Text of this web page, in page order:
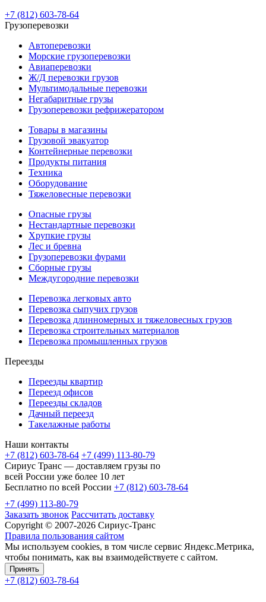
+7 (812) 603-78-64
Грузоперевозки
Автоперевозки
Морские грузоперевозки
Авиаперевозки
Ж/Д перевозки грузов
Мультимодальные перевозки
Негабаритные грузы
Грузоперевозки рефрижератором
Товары в магазины
Грузовой эвакуатор
Контейнерные перевозки
Продукты питания
Техника
Оборудование
Тяжеловесные перевозки
Опасные грузы
Нестандартные перевозки
Хрупкие грузы
Лес и бревна
Грузоперевозки фурами
Сборные грузы
Междугородние перевозки
Перевозка легковых авто
Перевозка сыпучих грузов
Перевозка длинномерных и тяжеловесных грузов
Перевозка строительных материалов
Перевозка промышленных грузов
Переезды
Переезды квартир
Переезд офисов
Переезды складов
Дачный переезд
Такелажные работы
Наши контакты
+7 (812) 603-78-64 +7 (499) 113-80-79
Сириус Транс — доставляем грузы по
всей России уже более 10 лет
Бесплатно по всей России +7 (812) 603-78-64
+7 (499) 113-80-79
Заказать звонок Рассчитать доставку
Copyright © 2007-2026 Сириус-Транс
Правила пользования сайтом
Мы используем cookies, в том числе сервис Яндекс.Метрика,
чтобы понимать, как вы взаимодействуете с сайтом.
Принять
+7 (812) 603-78-64